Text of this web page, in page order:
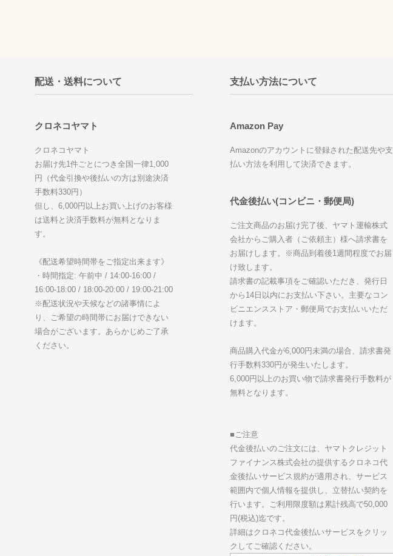
配送・送料について
クロネコヤマト
クロネコヤマト
お届け先1件ごとにつき全国一律1,000
円（代金引換や後払いの方は別途決済
手数料330円）
但し、6,000円以上お買い上げのお客様
は送料と決済手数料が無料となりま
す。
《配送希望時間帯をご指定出来ます》
・時間指定: 午前中 / 14:00-16:00 /
16:00-18:00 / 18:00-20:00 / 19:00-21:00
※配送状況や天候などの諸事情によ
り、ご希望の時間帯にお届けできない
場合がございます。あらかじめご了承
ください。
支払い方法について
Amazon Pay
Amazonのアカウントに登録された配送先や支
払い方法を利用して決済できます。
代金後払い(コンビニ・郵便局)
ご注文商品のお届け完了後、ヤマト運輸株式
会社からご購入者（ご依頼主）様へ請求書を
お届けします。※商品到着後1週間程度でお届
け致します。
請求書の記載事項をご確認いただき、発行日
から14日以内にお支払い下さい。主要なコン
ビニエンスストア・郵便局でお支払いいただ
けます。
商品購入代金が6,000円未満の場合、請求書発
行手数料330円が発生いたします。
6,000円以上のお買い物で請求書発行手数料が
無料となります。
■ご注意
代金後払いのご注文には、ヤマトクレジット
ファイナンス株式会社の提供するクロネコ代
金後払いサービス規約が適用され、サービス
範囲内で個人情報を提供し、立替払い契約を
行います。ご利用限度額は累計残高で50,000
円(税込)迄です。
詳細はクロネコ代金後払いサービスをクリッ
クしてご確認ください。